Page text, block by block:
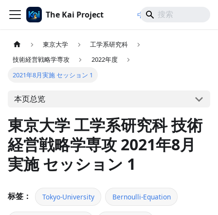
The Kai Project 中文/ 日本語
東京大学
工学系研究科
技術経営戦略学専攻
2022年度
2021年8月実施 セッション 1
本页总览
東京大学 工学系研究科 技術
経営戦略学専攻 2021年8月
実施 セッション 1
标签： Tokyo-University Bernoulli-Equation